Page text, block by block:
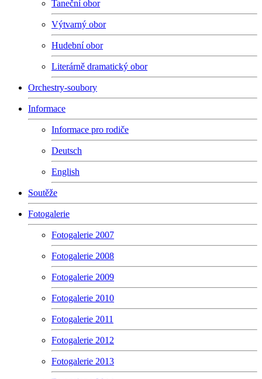
Taneční obor
Výtvarný obor
Hudební obor
Literárně dramatický obor
Orchestry-soubory
Informace
Informace pro rodiče
Deutsch
English
Soutěže
Fotogalerie
Fotogalerie 2007
Fotogalerie 2008
Fotogalerie 2009
Fotogalerie 2010
Fotogalerie 2011
Fotogalerie 2012
Fotogalerie 2013